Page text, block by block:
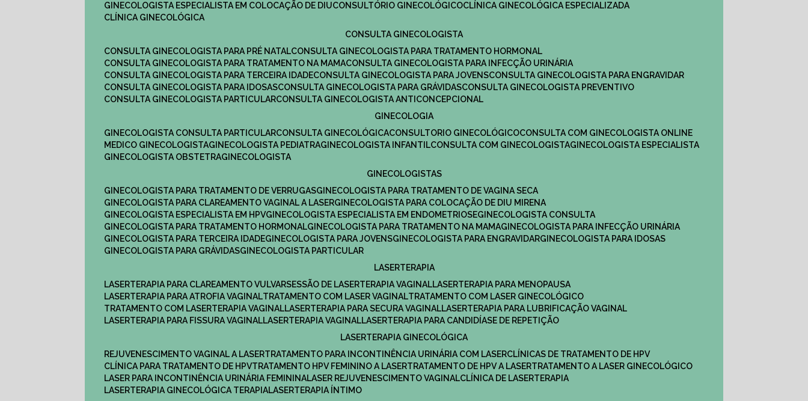
GINECOLOGISTA ESPECIALISTA EM COLOCAÇÃO DE DIU
CONSULTÓRIO GINECOLÓGICO
CLÍNICA GINECOLÓGICA ESPECIALIZADA
CLÍNICA GINECOLÓGICA
CONSULTA GINECOLOGISTA
CONSULTA GINECOLOGISTA PARA PRÉ NATAL
CONSULTA GINECOLOGISTA PARA TRATAMENTO HORMONAL
CONSULTA GINECOLOGISTA PARA TRATAMENTO NA MAMA
CONSULTA GINECOLOGISTA PARA INFECÇÃO URINÁRIA
CONSULTA GINECOLOGISTA PARA TERCEIRA IDADE
CONSULTA GINECOLOGISTA PARA JOVENS
CONSULTA GINECOLOGISTA PARA ENGRAVIDAR
CONSULTA GINECOLOGISTA PARA IDOSAS
CONSULTA GINECOLOGISTA PARA GRÁVIDAS
CONSULTA GINECOLOGISTA PREVENTIVO
CONSULTA GINECOLOGISTA PARTICULAR
CONSULTA GINECOLOGISTA ANTICONCEPCIONAL
GINECOLOGIA
GINECOLOGISTA CONSULTA PARTICULAR​
CONSULTA GINECOLÓGICA​ CONSULTORIO GINECOLÓGICO​
CONSULTA COM GINECOLOGISTA ONLINE​
MEDICO GINECOLOGISTA​
GINECOLOGISTA PEDIATRA​ GINECOLOGISTA INFANTIL​ CONSULTA COM GINECOLOGISTA​
GINECOLOGISTA ESPECIALISTA
GINECOLOGISTA OBSTETRA​
GINECOLOGISTA
GINECOLOGISTAS
GINECOLOGISTA PARA TRATAMENTO DE VERRUGAS
GINECOLOGISTA PARA TRATAMENTO DE VAGINA SECA
GINECOLOGISTA PARA CLAREAMENTO VAGINAL A LASER
GINECOLOGISTA PARA COLOCAÇÃO DE DIU MIRENA
GINECOLOGISTA ESPECIALISTA EM HPV
GINECOLOGISTA ESPECIALISTA EM ENDOMETRIOSE
GINECOLOGISTA CONSULTA
GINECOLOGISTA PARA TRATAMENTO HORMONAL
GINECOLOGISTA PARA TRATAMENTO NA MAMA
GINECOLOGISTA PARA INFECÇÃO URINÁRIA
GINECOLOGISTA PARA TERCEIRA IDADE
GINECOLOGISTA PARA JOVENS GINECOLOGISTA PARA ENGRAVIDAR
GINECOLOGISTA PARA IDOSAS
GINECOLOGISTA PARA GRÁVIDAS
GINECOLOGISTA PARTICULAR
LASERTERAPIA
LASERTERAPIA PARA CLAREAMENTO VULVAR
SESSÃO DE LASERTERAPIA​ VAGINAL LASERTERAPIA PARA MENOPAUSA
LASERTERAPIA PARA ATROFIA VAGINAL
TRATAMENTO COM LASER VAGINAL
TRATAMENTO COM LASER GINECOLÓGICO
TRATAMENTO COM LASERTERAPIA​ VAGINAL LASERTERAPIA PARA SECURA VAGINAL​ LASERTERAPIA PARA LUBRIFICAÇÃO VAGINAL​
LASERTERAPIA PARA FISSURA VAGINAL​ LASERTERAPIA VAGINAL​ LASERTERAPIA PARA CANDIDÍASE DE REPETIÇÃO
LASERTERAPIA GINECOLÓGICA
REJUVENESCIMENTO VAGINAL A LASER
TRATAMENTO PARA INCONTINÊNCIA URINÁRIA COM LASER
CLÍNICAS DE TRATAMENTO DE HPV
CLÍNICA PARA TRATAMENTO DE HPV
TRATAMENTO HPV FEMININO A LASER TRATAMENTO DE HPV A LASER
TRATAMENTO A LASER GINECOLÓGICO
LASER PARA INCONTINÊNCIA URINÁRIA FEMININA LASER REJUVENESCIMENTO VAGINAL
CLÍNICA DE LASERTERAPIA
LASERTERAPIA GINECOLÓGICA TERAPIA LASERTERAPIA ÍNTIMO